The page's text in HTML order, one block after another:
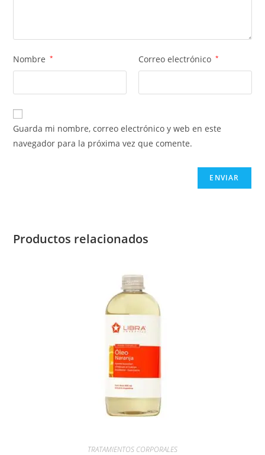
Nombre * Correo electrónico *
Guarda mi nombre, correo electrónico y web en este
navegador para la próxima vez que comente.
Productos relacionados
TRATAMIENTOS CORPORALES